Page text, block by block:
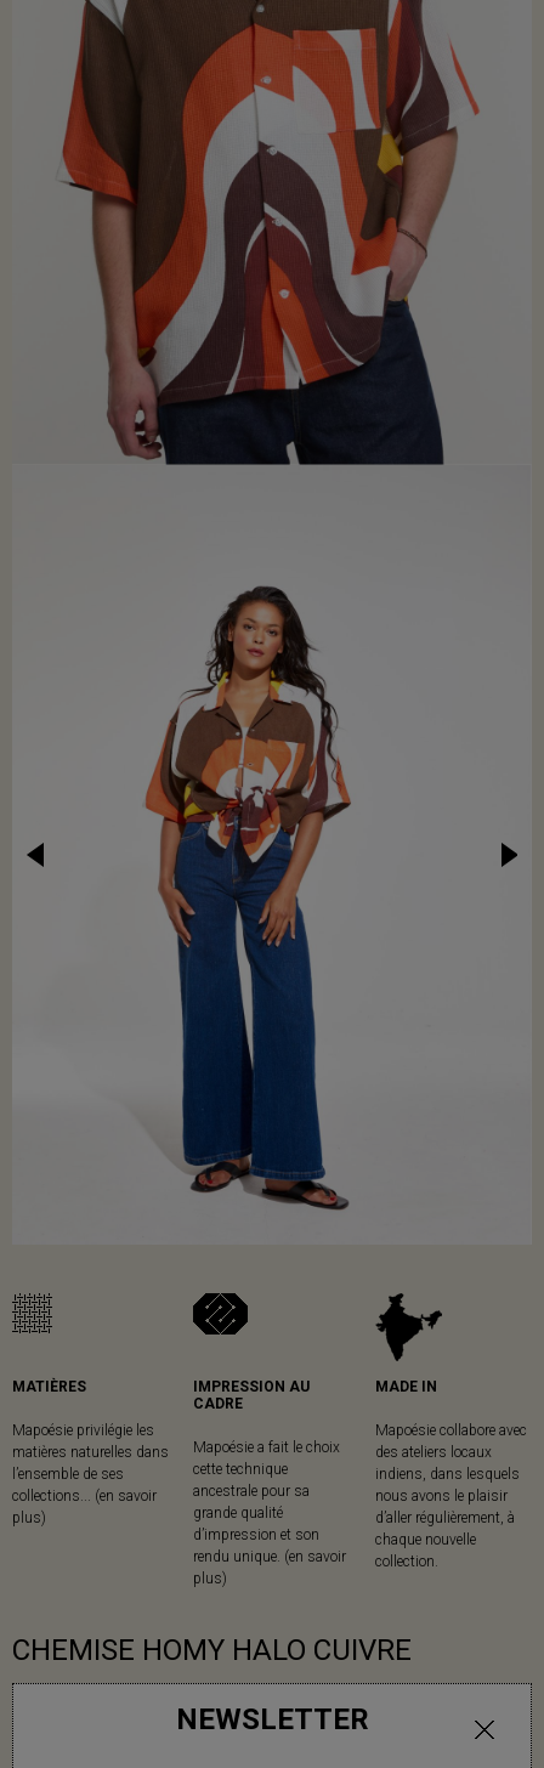
NEWSLETTER
MATIÈRES
Mapoésie privilégie les
matières naturelles dans
l’ensemble de ses
collections... (en savoir
plus)
IMPRESSION AU
CADRE
Mapoésie a fait le choix
cette technique
ancestrale pour sa
grande qualité
d’impression et son
rendu unique. (en savoir
plus)
MADE IN
Mapoésie collabore avec
des ateliers locaux
indiens, dans lesquels
nous avons le plaisir
d’aller régulièrement, à
chaque nouvelle
collection.
CHEMISE HOMY HALO CUIVRE
- Coton nid d'abeille imprimé du motif Halo
- Coupe droite et ample
- Col ouvert